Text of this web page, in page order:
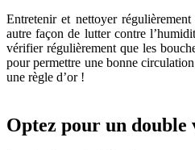
Entretenir et nettoyer
autre façon de lutter contre
vérifier régulièrement que les
pour permettre une bonne
une règle d’or !
Optez pour un double